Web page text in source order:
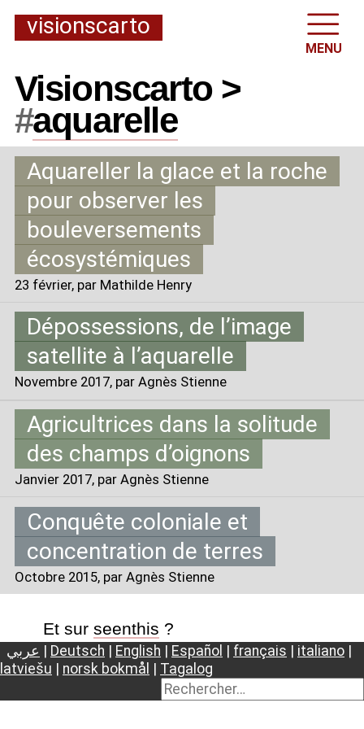
visionscarto
MENU
Visionscarto >
#aquarelle
Aquareller la glace et la roche
pour observer les
bouleversements
écosystémiques
23 février, par Mathilde Henry
Dépossessions, de l’image
satellite à l’aquarelle
Novembre 2017, par Agnès Stienne
Agricultrices dans la solitude
des champs d’oignons
Janvier 2017, par Agnès Stienne
Conquête coloniale et
concentration de terres
Octobre 2015, par Agnès Stienne
Et sur seenthis ?
عربي Deutsch English Español français italiano
latviešu
norsk bokmål Tagalog